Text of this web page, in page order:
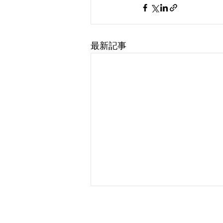
最新記事